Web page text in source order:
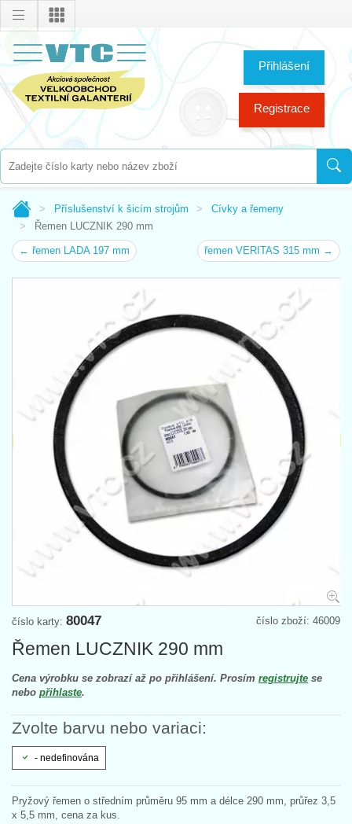
Přihlášení
Registrace
Příslušenství k šicím strojům
Cívky a řemeny
Řemen LUCZNIK 290 mm
← řemen LADA 197 mm řemen VERITAS 315 mm →
číslo zboží: 46009
číslo karty: 80047
Řemen LUCZNIK 290 mm
Cena výrobku se zobrazí až po přihlášení. Prosím registrujte se
nebo přihlaste.
Zvolte barvu nebo variaci:
- nedefinována
Pryžový řemen o středním průměru 95 mm a délce 290 mm, průřez 3,5
x 5,5 mm, cena za kus.